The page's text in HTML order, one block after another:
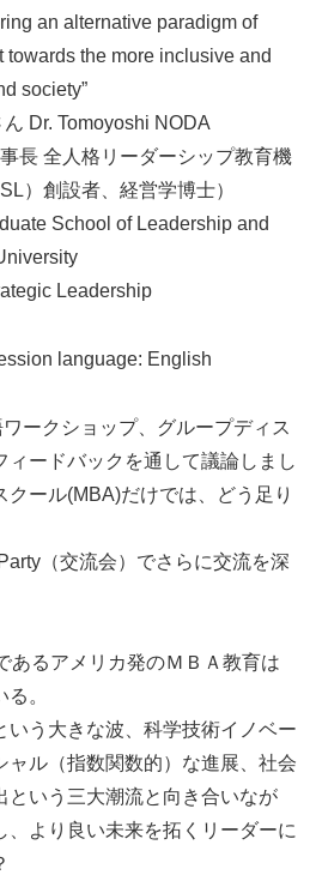
an alternative paradigm of
towards the more inclusive and
society”
Dr. Tomoyoshi NODA
長 全人格リーダーシップ教育機
）創設者、経営学博士）
School of Leadership and
Leadership
language: English
ークショップ、グループディス
ィードバックを通して議論しまし
ール(MBA)だけでは、どう足り
（交流会）でさらに交流を深
あるアメリカ発のＭＢＡ教育は
。
いう大きな波、科学技術イノベー
ャル（指数関数的）な進展、社会
という三大潮流と向き合いなが
、より良い未来を拓くリーダーに